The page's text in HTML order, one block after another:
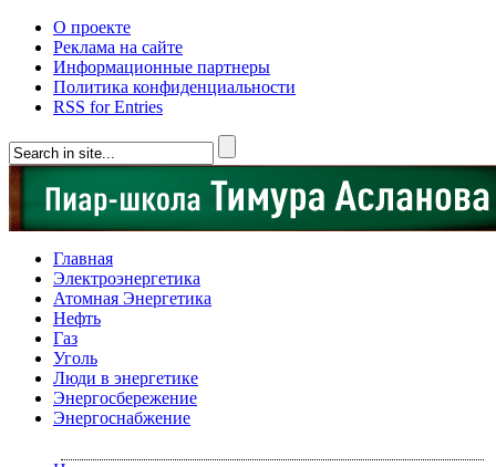
О проекте
Реклама на сайте
Информационные партнеры
Политика конфиденциальности
RSS for Entries
Главная
Электроэнергетика
Атомная Энергетика
Нефть
Газ
Уголь
Люди в энергетике
Энергосбережение
Энергоснабжение